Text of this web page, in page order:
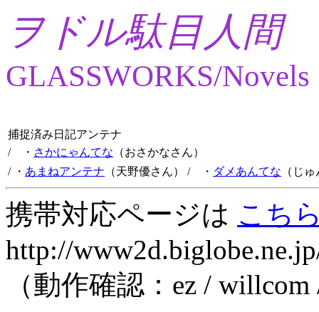
ヲドル駄目人間
GLASSWORKS/Novels
捕捉済み日記アンテナ
/ ・ さかにゃんてな （おさかなさん）
/ ・ あまねアンテナ （天野優さん） / ・ ダメあんてな （じ
携帯対応ページは こち
http://
（動作確認：ez /